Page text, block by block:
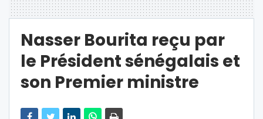
Nasser Bourita reçu par
le Président sénégalais et
son Premier ministre